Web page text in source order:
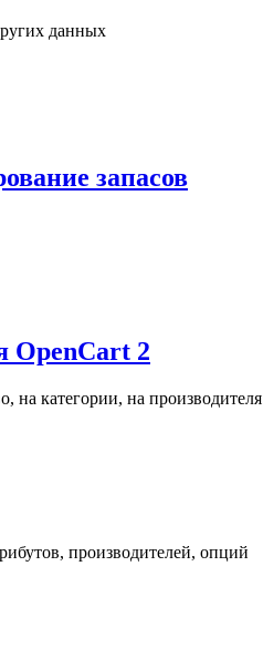
данных
запасов
OpenCart 2
на категории, на производителя
производителей, опций